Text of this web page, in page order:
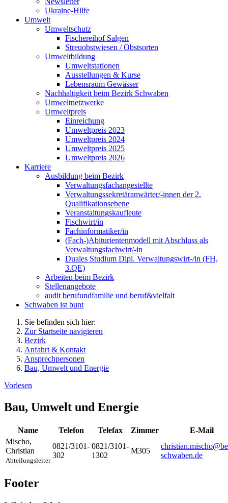
Ukraine-Hilfe
Umwelt
Umweltschutz
Fischereihof Salgen
Streuobstwiesen / Obstsorten
Umweltbildung
Umweltstationen
Ausstellungen & Kurse
Lebensraum Gewässer
Nachhaltigkeit beim Bezirk Schwaben
Umweltnetzwerke
Umweltpreis
Einreichung
Umweltpreis 2023
Umweltpreis 2024
Umweltpreis 2025
Umweltpreis 2026
Karriere
Ausbildung beim Bezirk
Verwaltungsfachangestellte
Verwaltungssekretäranwärter/-innen der 2.
Qualifikationsebene
Veranstaltungskaufleute
Fischwirt/in
Fachinformatiker/in
(Fach-)Abiturientenmodell mit Abschluss als
Verwaltungsfachwirt/-in
Duales Studium Dipl. Verwaltungswirt-/in (FH,
3.QE)
Arbeiten beim Bezirk
Stellenangebote
audit berufundfamilie und beruf&vielfalt
Schwaben ist bunt
Sie befinden sich hier:
Zur Startseite navigieren
Bezirk
Anfahrt & Kontakt
Ansprechpersonen
Bau, Umwelt und Energie
Vorlesen
Bau, Umwelt und Energie
Name Telefon Telefax Zimmer
E-Mail
Mischo,
Christian
Abteilungsleiter
0821/3101-
302
0821/3101-
1302
M305
schwaben.de
Footer